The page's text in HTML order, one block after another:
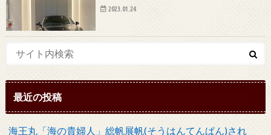
2023.01.24
最近の投稿
海王丸「海の貴婦人」総帆展帆(そうはんてんぱん)され